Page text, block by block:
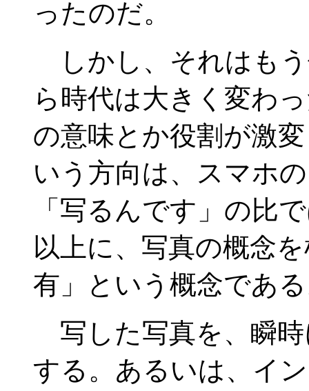
ったのだ。
しかし、それはも
ら時代は大きく変わ
の意味とか役割が激
いう方向は、スマホ
「写るんです」の比
以上に、写真の概念
有」という概念であ
写した写真を、瞬
する。あるいは、イ